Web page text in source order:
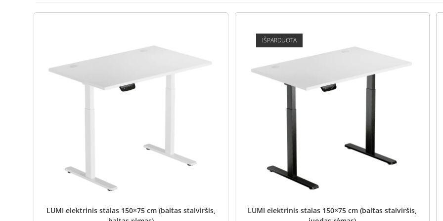
LUMI elektrinis stalas 150×75 cm (baltas stalviršis,
IŠPARDUOTA
LUMI elektrinis stalas 150×75 cm (baltas stalviršis,